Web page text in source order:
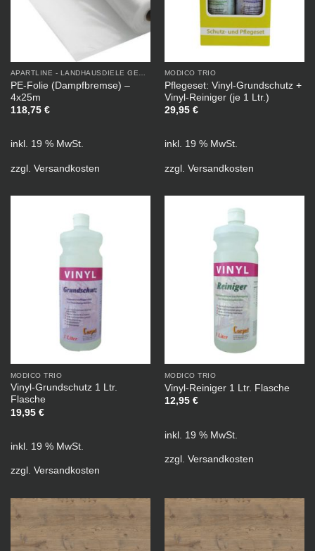
PE-Folie (Dampfbremse) –
4x25m
118,75 €
inkl. 19 % MwSt.
zzgl. Versandkosten
MODICO TRIO
Pflegeset: Vinyl-Grundschutz +
Vinyl-Reiniger (je 1 Ltr.)
29,95 €
inkl. 19 % MwSt.
zzgl. Versandkosten
MODICO TRIO
Vinyl-Grundschutz 1 Ltr.
Flasche
19,95 €
inkl. 19 % MwSt.
zzgl. Versandkosten
MODICO TRIO
Vinyl-Reiniger 1 Ltr. Flasche
12,95 €
inkl. 19 % MwSt.
zzgl. Versandkosten